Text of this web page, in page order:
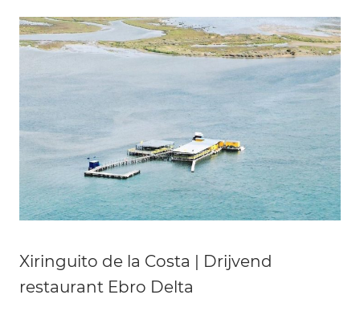
Xiringuito de la Costa | Drijvend
restaurant Ebro Delta